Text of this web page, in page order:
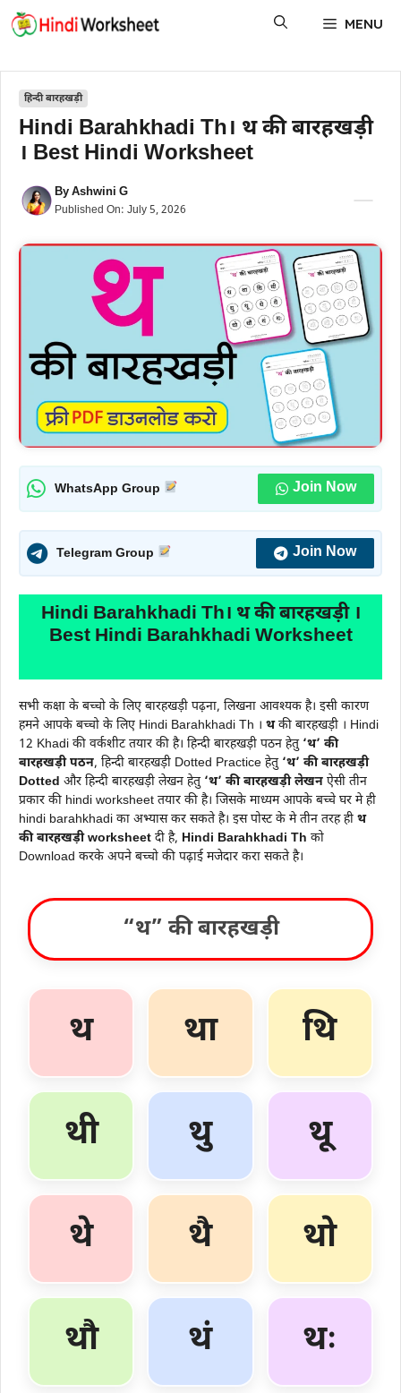
Skip
MENU
हिन्दी बारहखड़ी
Hindi Barahkhadi Th। थ की बारहखड़ी
। Best Hindi Worksheet
ByAshwini G
Published On: July 5, 2026
WhatsApp Group Join Now
Telegram Group Join Now
Hindi Barahkhadi Th। थ की बारहखड़ी ।
Best Hindi Barahkhadi Worksheet
सभी कक्षा के बच्चो के लिए बारहखड़ी पढ़ना, लिखना आवश्यक है। इसी कारण
हमने आपके बच्चो के लिए Hindi Barahkhadi Th । थकी बारहखड़ी । Hindi
12 Khadi की वर्कशीट तयार की है। हिन्दी बारहखड़ी पठन हेतु ‘थ’ की
बारहखड़ी पठन, हिन्दी बारहखड़ी Dotted Practice हेतु ‘थ’ की बारहखड़ी
Dotted और हिन्दी बारहखड़ी लेखन हेतु ‘थ’ की बारहखड़ीलेखन ऐसी तीन
प्रकार की hindi worksheet तयार की है। जिसके माध्यम आपके बच्चे घर मे ही
hindi barahkhadi का अभ्यास कर सकते है। इस पोस्ट के मे तीन तरह ही थ
की बारहखड़ी worksheet दी है, Hindi Barahkhadi Th को
Download करके अपने बच्चो की पढ़ाई मजेदार करा सकते है।
“थ” की बारहखड़ी
थ था थि
थी थु थू
थे थै थो
थौ थं थः